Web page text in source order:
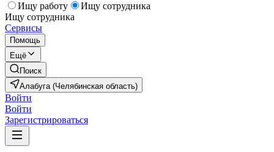
Ищу работу
Ищу сотрудника
Ищу сотрудника
Сервисы
Помощь
Ещё
Поиск
Алабуга (Челябинская область)
Войти
Войти
Зарегистрироваться